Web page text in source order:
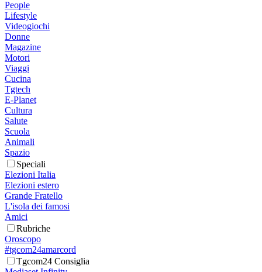
People
Lifestyle
Videogiochi
Donne
Magazine
Motori
Viaggi
Cucina
Tgtech
E-Planet
Cultura
Salute
Scuola
Animali
Spazio
Speciali
Elezioni Italia
Elezioni estero
Grande Fratello
L'isola dei famosi
Amici
Rubriche
Oroscopo
#tgcom24amarcord
Tgcom24 Consiglia